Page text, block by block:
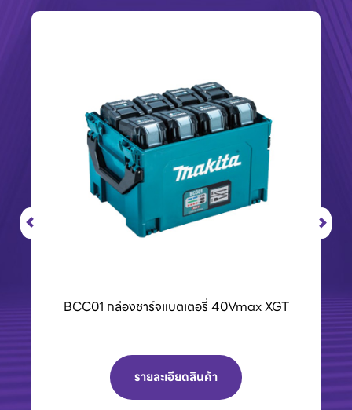
เครื่องPOLO เครื่องฉีดน้ำแรงดันสูงและเครื่องดูด
รายละเอียดสินค้า